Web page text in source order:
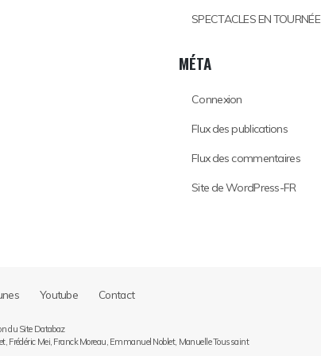
SPECTACLES EN TOURNÉE
MÉTA
Connexion
Flux des publications
Flux des commentaires
Site de WordPress-FR
Youtube Contact
du Site Databaz
Frédéric Mei, Franck Moreau, Emmanuel Noblet, Manuelle Toussaint